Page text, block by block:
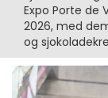
Expo Porte de
2026, med
og